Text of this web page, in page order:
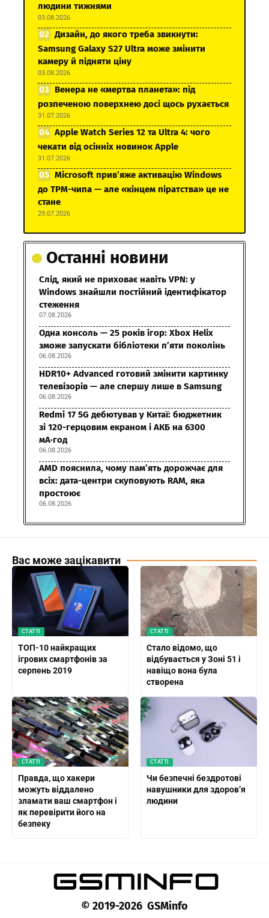
людини тижнями
03.08.2026
Дизайн, до якого треба звикнути:
Samsung Galaxy S27 Ultra може змінити
камеру й підняти ціну
03.08.2026
Венера не «мертва планета»: під
розпеченою поверхнею досі щось рухається
31.07.2026
Apple Watch Series 12 та Ultra 4: чого
чекати від осінніх новинок Apple
31.07.2026
Microsoft прив’яже активацію Windows
до TPM-чипа — але «кінцем піратства» це не
стане
29.07.2026
Останні новини
Слід, який не приховає навіть VPN: у
Windows знайшли постійний ідентифікатор
стеження
07.08.2026
Одна консоль — 25 років ігор: Xbox Helix
зможе запускати бібліотеки п’яти поколінь
06.08.2026
HDR10+ Advanced готовий змінити картинку
телевізорів — але спершу лише в Samsung
06.08.2026
Redmi 17 5G дебютував у Китаї: бюджетник
зі 120-герцовим екраном і АКБ на 6300
мА·год
06.08.2026
AMD пояснила, чому пам’ять дорожчає для
всіх: дата-центри скуповують RAM, яка
простоює
06.08.2026
Вас може зацікавити
СТАТТІ
ТОП-10 найкращих
ігрових смартфонів за
серпень 2019
СТАТТІ
Стало відомо, що
відбувається у Зоні 51 і
навіщо вона була
створена
СТАТТІ
Правда, що хакери
можуть віддалено
зламати ваш смартфон і
як перевірити його на
безпеку
СТАТТІ
Чи безпечні бездротові
навушники для здоров’я
людини
© 2019-2026 GSMinfo